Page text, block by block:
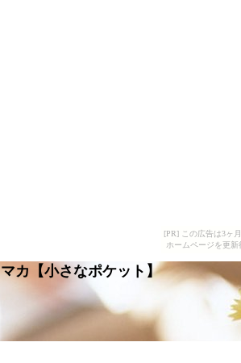
[PR] この広告は3ヶ
ホームページを更
マカ【小さなポケット】